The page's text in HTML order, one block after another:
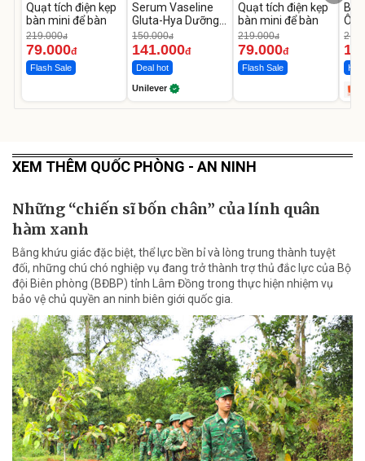
Quạt tích điện kẹp
bàn mini để bàn
219.000đ
79.000đ
Flash Sale
Serum Vaseline
Gluta-Hya Dưỡng
Da Sáng Mịn Sau 7
Ngày
150.000đ
141.000đ
Deal hot
Unilever
Quạt tích điện kẹp
bàn mini để bàn
219.000đ
79.000đ
Flash Sale
Ô
Hot
XEM THÊM QUỐC PHÒNG - AN NINH
Những “chiến sĩ bốn chân” của lính quân
hàm xanh
Bằng khứu giác đặc biệt, thể lực bền bỉ và lòng trung thành tuyệt
đối, những chú chó nghiệp vụ đang trở thành trợ thủ đắc lực của Bộ
đội Biên phòng (BĐBP) tỉnh Lâm Đồng trong thực hiện nhiệm vụ
bảo vệ chủ quyền an ninh biên giới quốc gia.